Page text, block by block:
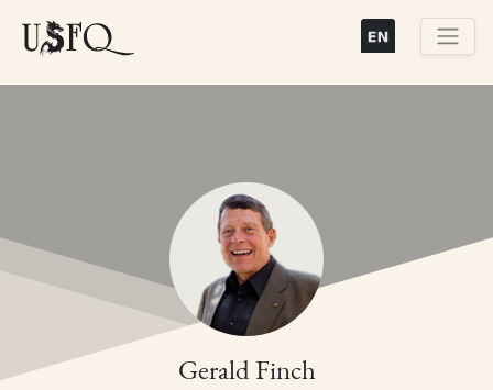
Gerald Finch